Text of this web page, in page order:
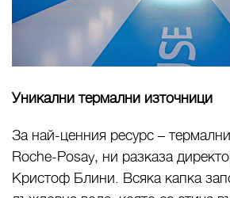
Уникални термални източници
За най-ценния ресурс –
Roche-Posay, ни разказа
Кристоф Блини. Всяка капка